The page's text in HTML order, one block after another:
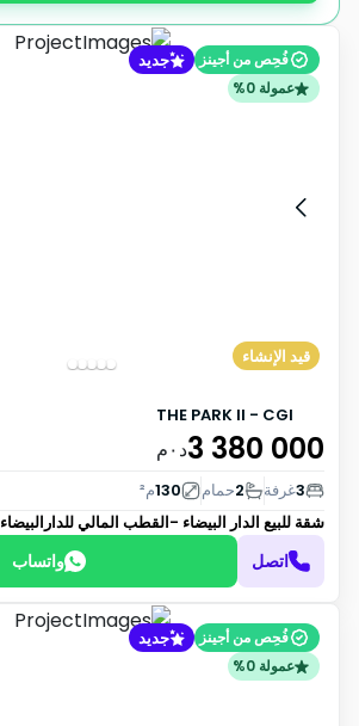
فُحِص من أجينز جديد
عمولة 0%
قيد الإنشاء
THE PARK II - CGI
3 380 000د٠م
3غرفة 2حمام 130م²
شقة للبيع الدار البيضاء -القطب المالي للدارالبيضاء
اتصل واتساب
فُحِص من أجينز جديد
عمولة 0%